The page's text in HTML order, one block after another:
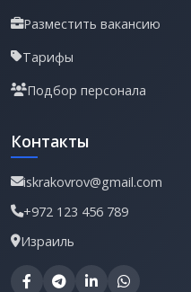
Разместить вакансию
Тарифы
Подбор персонала
Контакты
iskrakovrov@gmail.com
+972 123 456 789
Израиль